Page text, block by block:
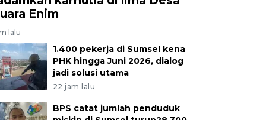
Enim
lalu
1.400 pekerja di Sumsel kena
PHK hingga Juni 2026, dialog
jadi solusi utama
22 jam lalu
BPS catat jumlah penduduk